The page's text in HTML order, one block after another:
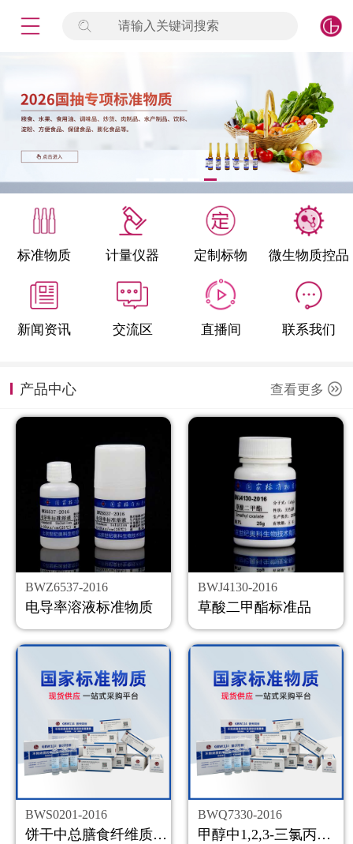
请输入关键词搜索
标准物质 计量仪器 定制标物 微生物质控品
新闻资讯 交流区 直播间 联系我们
产品中心 查看更多
BWZ6537-2016
电导率溶液标准物质
BWJ4130-2016
草酸二甲酯标准品
BWS0201-2016
饼干中总膳食纤维质控样品
BWQ7330-2016
甲醇中1,2,3-三氯丙烷溶液标准物质
标准物质
产品专项
微生物检测/质控品
定制标物
定制仪器
新闻资讯
公司主页
购物车
会员中心
联系我们
返回主页